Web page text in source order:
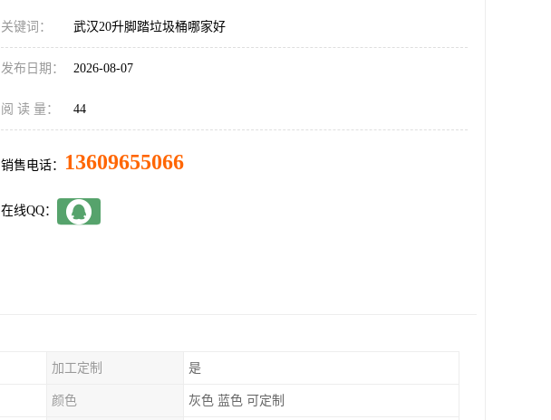
关键词： 武汉20升脚踏垃圾桶哪家好
发布日期： 2026-08-07
阅 读 量： 44
销售电话： 13609655066
在线QQ：
加工定制 是
颜色 灰色 蓝色 可定制